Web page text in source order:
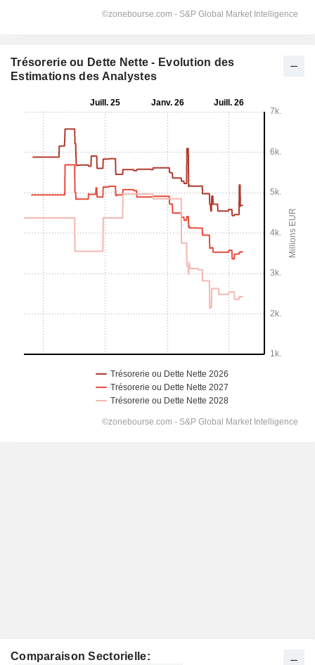
Trésorerie ou Dette Nette - Evolution des
Estimations des Analystes
Comparaison Sectorielle: